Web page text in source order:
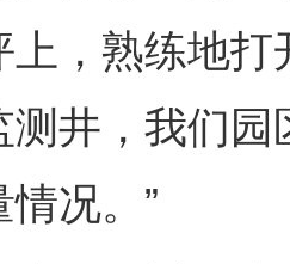
，熟练地打
测井，我们
况。”